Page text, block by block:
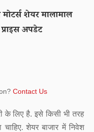
शेयर मालामाल
अपडेट
Contact Us
के लिए है. इसे किसी भी तरह
शेयर बाजार में निवेश